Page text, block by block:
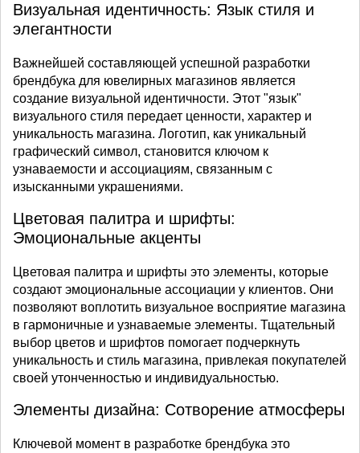
Визуальная идентичность: Язык стиля и
элегантности
Важнейшей составляющей успешной разработки
брендбука для ювелирных магазинов является
создание визуальной идентичности. Этот "язык"
визуального стиля передает ценности, характер и
уникальность магазина. Логотип, как уникальный
графический символ, становится ключом к
узнаваемости и ассоциациям, связанным с
изысканными украшениями.
Цветовая палитра и шрифты:
Эмоциональные акценты
Цветовая палитра и шрифты это элементы, которые
создают эмоциональные ассоциации у клиентов. Они
позволяют воплотить визуальное восприятие магазина
в гармоничные и узнаваемые элементы. Тщательный
выбор цветов и шрифтов помогает подчеркнуть
уникальность и стиль магазина, привлекая покупателей
своей утонченностью и индивидуальностью.
Элементы дизайна: Сотворение атмосферы
Ключевой момент в разработке брендбука это